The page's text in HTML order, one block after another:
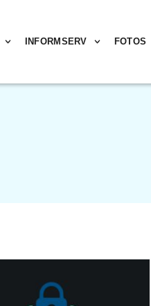
INFORMSERV FOTOS